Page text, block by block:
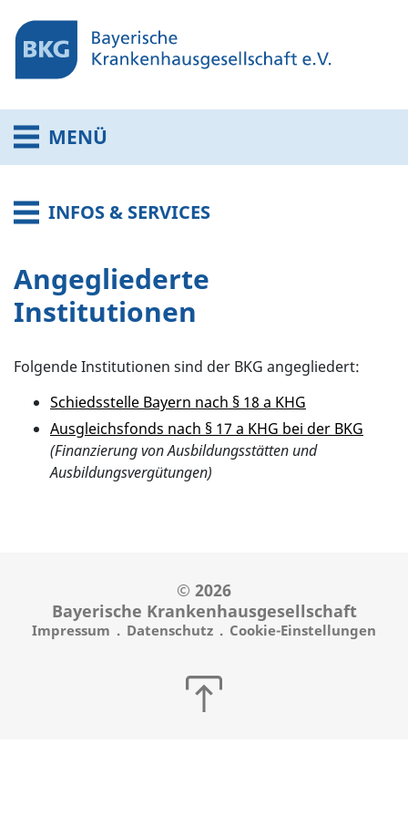
MENÜ
INFOS & SERVICES
Angegliederte
Institutionen
Folgende Institutionen sind der BKG angegliedert:
Schiedsstelle Bayern nach § 18 a KHG
Ausgleichsfonds nach § 17 a KHG bei der BKG
(Finanzierung von Ausbildungsstätten und
Ausbildungsvergütungen)
© 2026
Bayerische Krankenhausgesellschaft
Impressum Datenschutz Cookie-Einstellungen